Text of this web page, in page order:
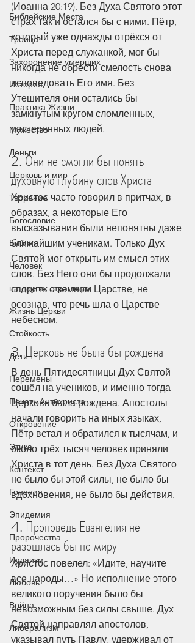
Библейские Места
Троица
Захоронение умерших
История
Практика Жизни
Мужество
Деньги
Церковь и мир
Творение
Богословие
Библия
Человек
на других страницах
Жизнь Церкви
Стойкость
Дети
Перемены
Печать Антихриста
Откровение
Этика
Контекст
Гонения
Эпидемия
Пророчества
Иудаизм
Любовь
Война
Либерализм
(Иоанна 20:19). Без Духа Святого этот
страх так и остался бы с ними. Пётр,
который уже однажды отрёкся от
Христа перед служанкой, мог бы
никогда не обрести смелость снова
исповедовать Его имя. Без
Утешителя они остались бы
замкнутым кругом сломленных,
растерянных людей.
2. Они не смогли бы понять
духовную глубину слов Христа
Христос часто говорил в притчах, в
образах, а некоторые Его
высказывания были непонятны даже
ближайшим ученикам. Только Дух
Святой мог открыть им смысл этих
слов. Без Него они бы продолжали
спорить о земном Царстве, не
осознав, что речь шла о Царстве
небесном.
3. Церковь не была бы рождена
В день Пятидесятницы Дух Святой
сошёл на учеников, и именно тогда
Церковь была рождена. Апостолы
начали говорить на иных языках,
Пётр встал и обратился к тысячам, и
около трёх тысяч человек приняли
Христа в тот день. Без Духа Святого
не было бы этой силы, не было бы
вдохновения, не было бы действия.
4. Проповедь Евангелия не
разошлась бы по миру
Христос повелел: «Идите, научите
все народы…» Но исполнение этого
великого поручения было бы
невозможным без силы свыше. Дух
Святой направлял апостолов,
указывал путь Павлу, удерживал от